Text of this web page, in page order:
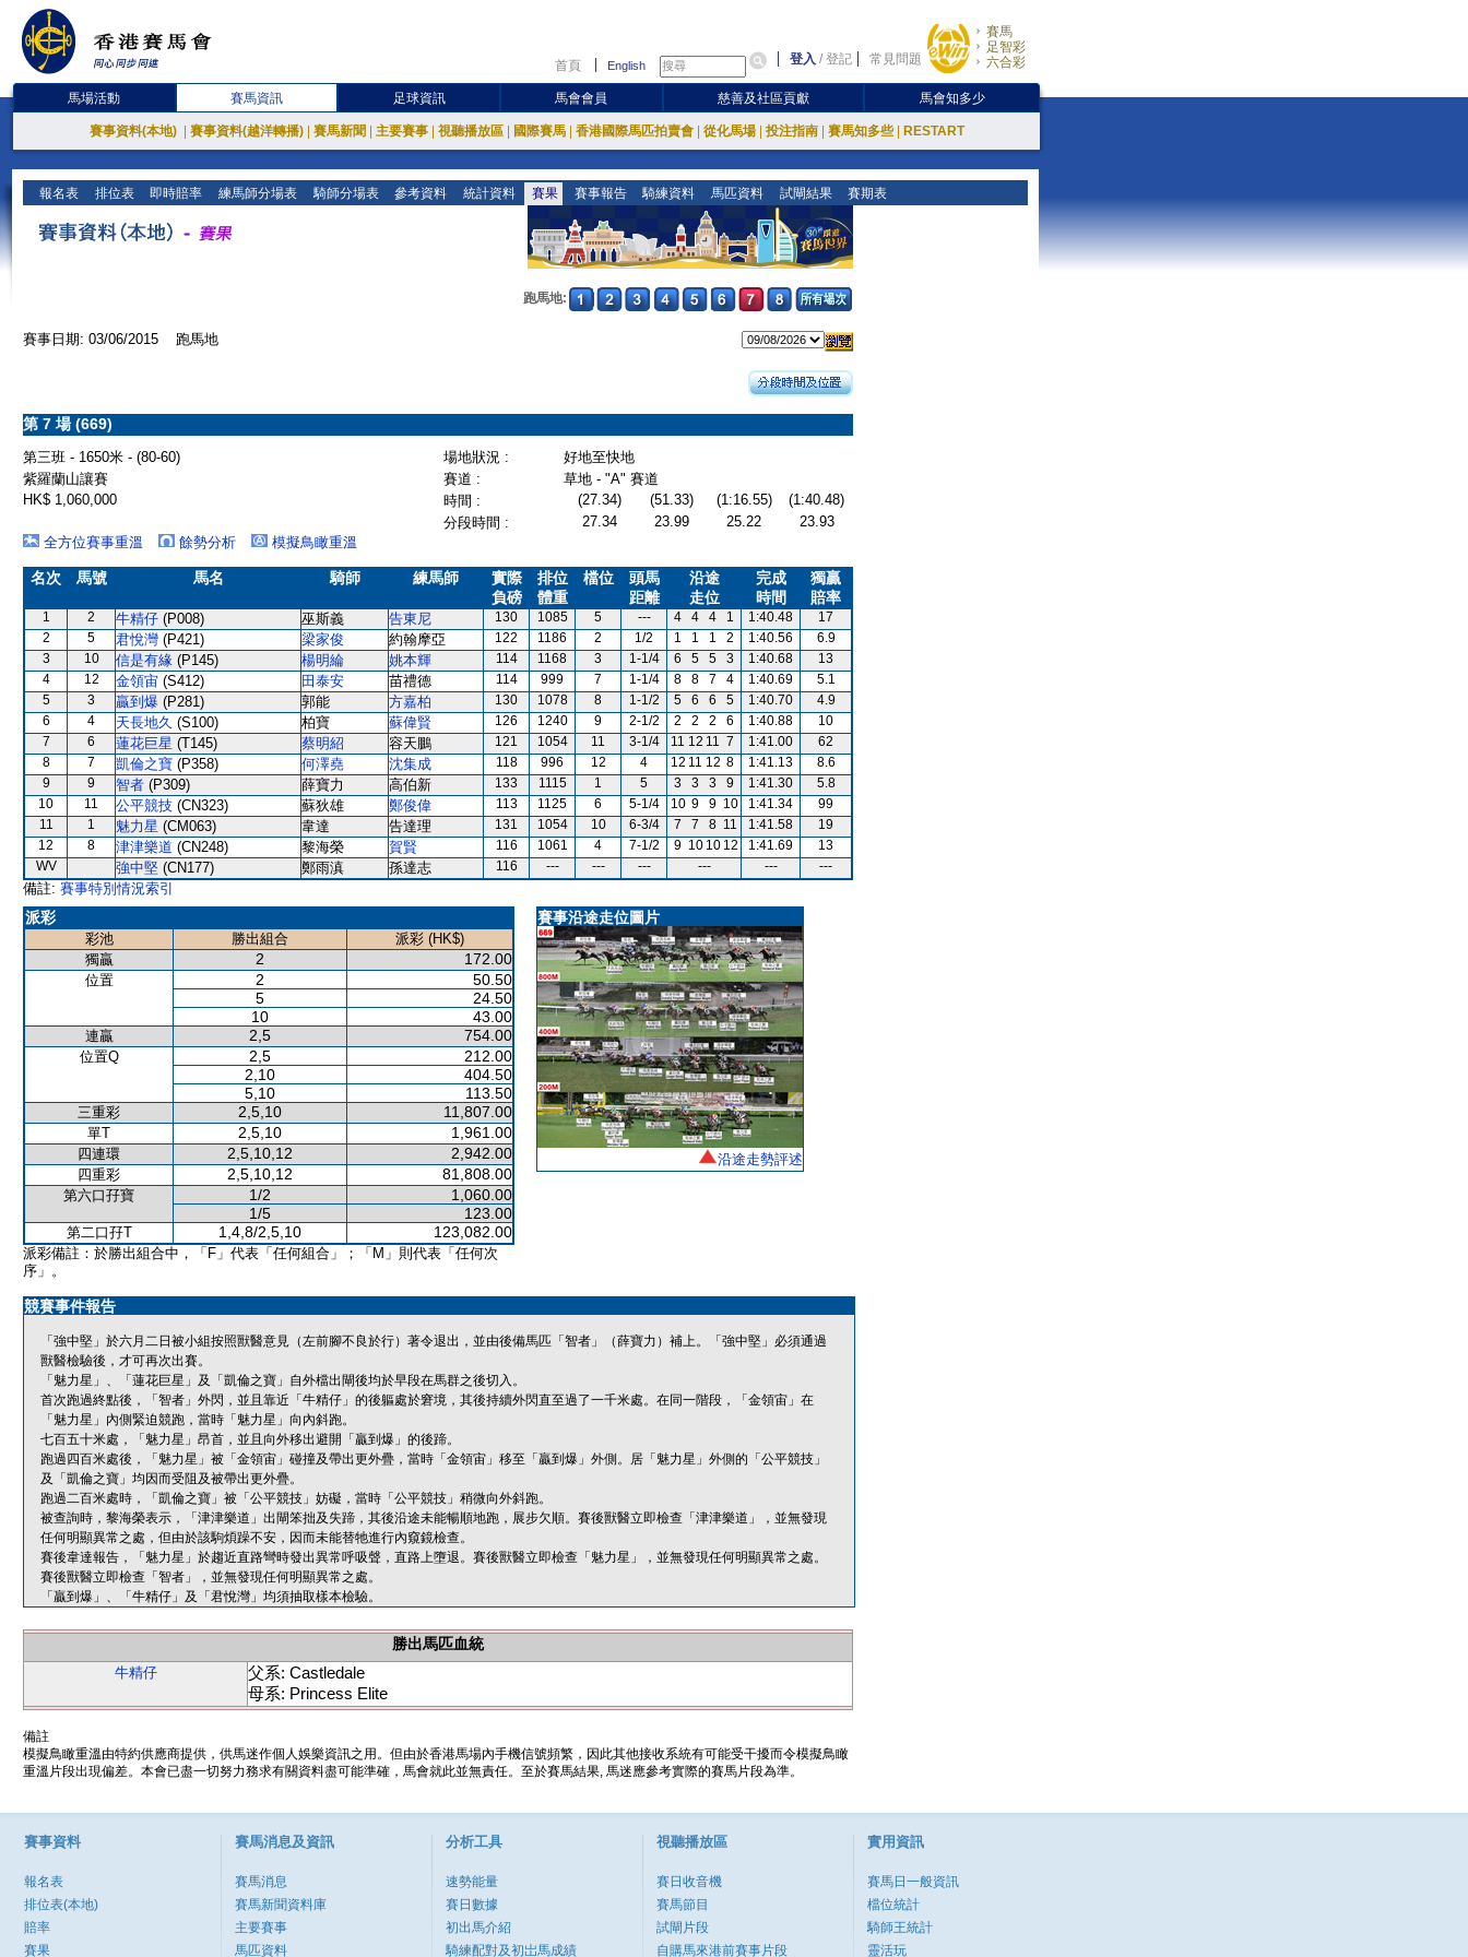
首頁 English 登入 /登記 常見問題
賽馬
足智彩
六合彩
馬場活動 賽馬資訊 足球資訊 馬會會員 慈善及社區貢獻 馬會知多少
賽事資料(本地) 賽事資料(越洋轉播) 賽馬新聞 主要賽事 視聽播放區 國際賽馬 香港國際馬匹拍賣會 從化馬場 投注指南 賽馬知多些 RESTART
報名表 排位表 即時賠率 練馬師分場表 騎師分場表 參考資料 統計資料 賽果 賽事報告 騎練資料 馬匹資料 試閘結果 賽期表
跑馬地:
賽事日期: 03/06/2015 跑馬地
第 7 場 (669)
第三班 - 1650米 - (80-60) 場地狀況 :
好地至快地
紫羅蘭山讓賽
賽道 :
草地 - "A" 賽道
HK$ 1,060,000
時間 : (27.34) (51.33) (1:16.55)
(1:40.48)
分段時間 :
27.34 23.99 25.22
23.93
全方位賽事重溫
餘勢分析 模擬鳥瞰重溫
名次 馬號 馬名 騎師 練馬師
實際
負磅
排位
體重
檔位
頭馬
距離
沿途
走位
完成
時間
獨贏
賠率
1 2 牛精仔 (P008) 巫斯義 告東尼 130 1085 5 --- 4 4 4 1 1:40.48
17
2
5 君悅灣 (P421) 梁家俊 約翰摩亞 122 1186 2 1/2 1 1 1 2 1:40.56
6.9
3
10 信是有緣 (P145) 楊明綸 姚本輝 114 1168 3 1-1/4 6 5 5 3 1:40.68
13
4
12 金領宙 (S412) 田泰安 苗禮德 114 999 7 1-1/4 8 8 7 4 1:40.69
5.1
5
3 贏到爆 (P281) 郭能 方嘉柏 130 1078 8 1-1/2 5 6 6 5 1:40.70
4.9
6
4 天長地久 (S100) 柏寶 蘇偉賢 126 1240 9 2-1/2 2 2 2 6 1:40.88
10
7
6 蓮花巨星 (T145) 蔡明紹 容天鵬 121 1054 11 3-1/4 11 12 11 7 1:41.00
62
8
7 凱倫之寶 (P358) 何澤堯 沈集成 118 996 12 4 12 11 12 8 1:41.13
8.6
9
9 智者 (P309) 薛寶力 高伯新 133 1115 1 5 3 3 3 9 1:41.30
5.8
10
11 公平競技 (CN323) 蘇狄雄 鄭俊偉 113 1125 6 5-1/4 10 9 9 10 1:41.34
99
11
1 魅力星 (CM063) 韋達 告達理 131 1054 10 6-3/4 7 7 8 11 1:41.58
19
12
8 津津樂道 (CN248) 黎海榮 賀賢 116 1061 4 7-1/2 9 10 10 12 1:41.69
13
WV
強中堅 (CN177) 鄭雨滇 孫達志 116 --- --- --- --- --- ---
備註: 賽事特別情況索引
派彩
彩池 勝出組合
派彩 (HK$)
獨贏
2 172.00
位置 2
50.50
5
24.50
10
43.00
連贏 2,5 754.00
位置Q 2,5
212.00
2,10
404.50
5,10
113.50
三重彩 2,5,10 11,807.00
單T 2,5,10 1,961.00
四連環 2,5,10,12 2,942.00
四重彩 2,5,10,12 81,808.00
第六口孖寶 1/2
1,060.00
1/5
123.00
第二口孖T 1,4,8/2,5,10 123,082.00
派彩備註：於勝出組合中，「F」代表「任何組合」；「M」則代表「任何次
序」。
賽事沿途走位圖片
沿途走勢評述
競賽事件報告
「強中堅」於六月二日被小組按照獸醫意見（左前腳不良於行）著令退出，並由後備馬匹「智者」（薛寶力）補上。「強中堅」必須通過
獸醫檢驗後，才可再次出賽。
「魅力星」、「蓮花巨星」及「凱倫之寶」自外檔出閘後均於早段在馬群之後切入。
首次跑過終點後，「智者」外閃，並且靠近「牛精仔」的後軀處於窘境，其後持續外閃直至過了一千米處。在同一階段，「金領宙」在
「魅力星」內側緊迫競跑，當時「魅力星」向內斜跑。
七百五十米處，「魅力星」昂首，並且向外移出避開「贏到爆」的後蹄。
跑過四百米處後，「魅力星」被「金領宙」碰撞及帶出更外疊，當時「金領宙」移至「贏到爆」外側。居「魅力星」外側的「公平競技」
及「凱倫之寶」均因而受阻及被帶出更外疊。
跑過二百米處時，「凱倫之寶」被「公平競技」妨礙，當時「公平競技」稍微向外斜跑。
被查詢時，黎海榮表示，「津津樂道」出閘笨拙及失蹄，其後沿途未能暢順地跑，展步欠順。賽後獸醫立即檢查「津津樂道」，並無發現
任何明顯異常之處，但由於該駒煩躁不安，因而未能替牠進行內窺鏡檢查。
賽後韋達報告，「魅力星」於趨近直路彎時發出異常呼吸聲，直路上墮退。賽後獸醫立即檢查「魅力星」，並無發現任何明顯異常之處。
賽後獸醫立即檢查「智者」，並無發現任何明顯異常之處。
「贏到爆」、「牛精仔」及「君悅灣」均須抽取樣本檢驗。
勝出馬匹血統
牛精仔
父系: Castledale
母系: Princess Elite
備註
模擬鳥瞰重溫由特約供應商提供，供馬迷作個人娛樂資訊之用。但由於香港馬場內手機信號頻繁，因此其他接收系統有可能受干擾而令模擬鳥瞰
重溫片段出現偏差。本會已盡一切努力務求有關資料盡可能準確，馬會就此並無責任。至於賽馬結果, 馬迷應參考實際的賽馬片段為準。
賽事資料
報名表
排位表(本地)
賠率
賽果
賽馬消息及資訊
賽馬消息
賽馬新聞資料庫
主要賽事
馬匹資料
分析工具
速勢能量
賽日數據
初出馬介紹
騎練配對及初岀馬成績
視聽播放區
賽日收音機
賽馬節目
試閘片段
自購馬來港前賽事片段
實用資訊
賽馬日一般資訊
檔位統計
騎師王統計
靈活玩